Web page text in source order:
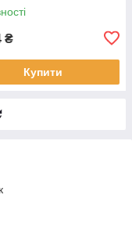
₴
Купити